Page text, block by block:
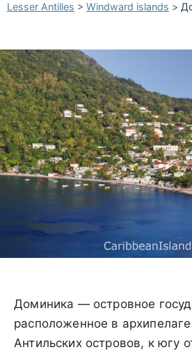
Lesser Antilles > Windward islands >
Доминика — островное
расположенное в
Антильских островов, к югу